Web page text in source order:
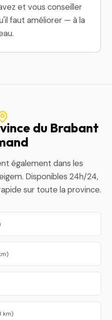
et vous conseiller
faut améliorer — à la
du Brabant
également dans les
Disponibles 24h/24,
sur toute la province.
km)